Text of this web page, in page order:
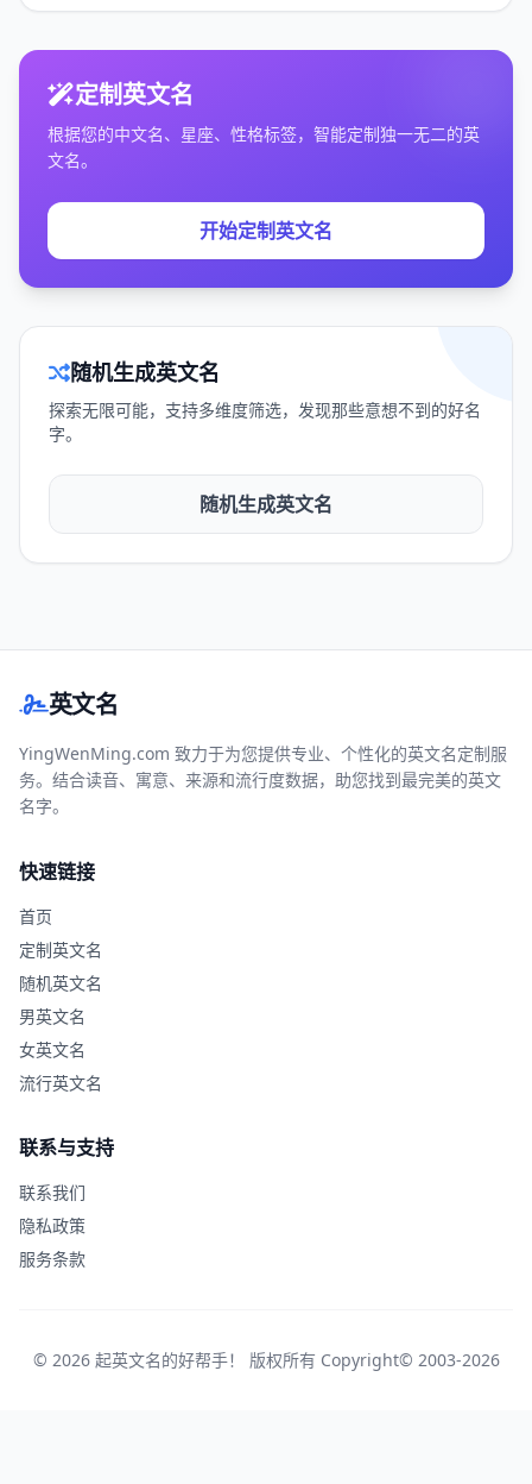
定制英文名
根据您的中文名、星座、性格标签，智能定制独一无二的英
文名。
开始定制英文名
随机生成英文名
探索无限可能，支持多维度筛选，发现那些意想不到的好名
字。
随机生成英文名
英文名
YingWenMing.com 致力于为您提供专业、个性化的英文名定制服
务。结合读音、寓意、来源和流行度数据，助您找到最完美的英文
名字。
快速链接
首页
定制英文名
随机英文名
男英文名
女英文名
流行英文名
联系与支持
联系我们
隐私政策
服务条款
© 2026 起英文名的好帮手！ 版权所有 Copyright© 2003-2026